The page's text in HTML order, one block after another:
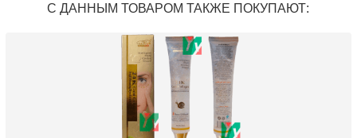
С ДАННЫМ ТОВАРОМ ТАКЖЕ ПОКУПАЮТ: